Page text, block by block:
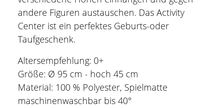
andere Figuren austauschen. Das Activity
Center ist ein perfektes Geburts-oder
Taufgeschenk.
Altersempfehlung: 0+
Größe: Ø 95 cm - hoch 45 cm
Material: 100 % Polyester, Spielmatte
maschinenwaschbar bis 40°